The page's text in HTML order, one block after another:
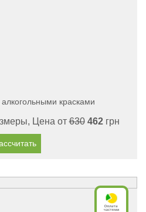
красками
Цена от630 462грн